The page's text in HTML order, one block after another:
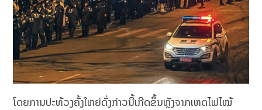
ໂດຍການປະທ້ວງຄັ້ງໃຫຍ່ດັ່ງກ່າວນີ້ເກີດຂຶ້ນຫຼັງຈາກເຫດໄຟໄໝ້